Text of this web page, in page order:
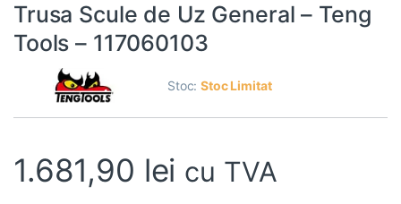
Trusa Scule de Uz General – Teng
Tools – 117060103
Stoc:Stoc Limitat
1.681,90 lei cu TVA